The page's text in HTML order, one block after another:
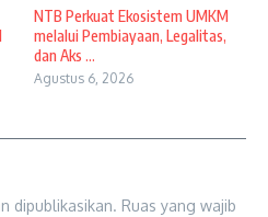
NTB Perkuat Ekosistem UMKM
melalui Pembiayaan, Legalitas,
dan Aks ...
Agustus 6, 2026
dipublikasikan. Ruas yang wajib